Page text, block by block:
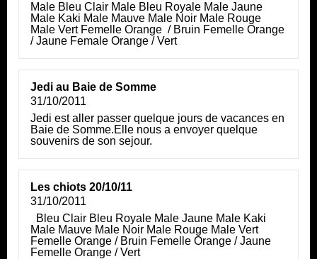
Male Bleu Clair Male Bleu Royale Male Jaune
Male Kaki Male Mauve Male Noir Male Rouge
Male Vert Femelle Orange / Bruin Femelle Orange
/ Jaune Female Orange / Vert
Jedi au Baie de Somme
31/10/2011
Jedi est aller passer quelque jours de vacances en
Baie de Somme.Elle nous a envoyer quelque
souvenirs de son sejour.
Les chiots 20/10/11
31/10/2011
Bleu Clair Bleu Royale Male Jaune Male Kaki
Male Mauve Male Noir Male Rouge Male Vert
Femelle Orange / Bruin Femelle Orange / Jaune
Femelle Orange / Vert